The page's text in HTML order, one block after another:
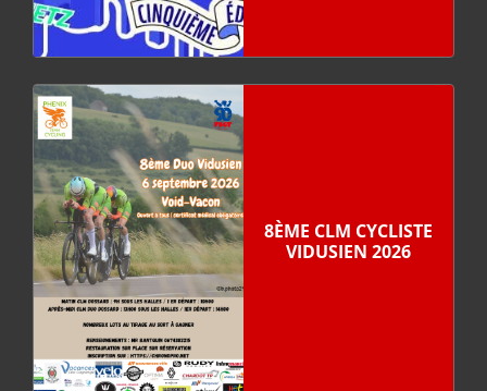
8ÈME CLM CYCLISTE
VIDUSIEN 2026